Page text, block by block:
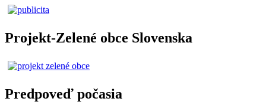
Projekt-Zelené obce Slovenska
Predpoveď počasia